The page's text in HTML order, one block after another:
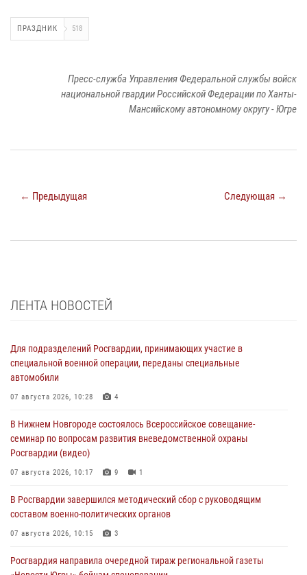
ПРАЗДНИК 518
Пресс-служба Управления Федеральной службы войск
национальной гвардии Российской Федерации по Ханты-
Мансийскому автономному округу - Югре
← Предыдущая Следующая →
ЛЕНТА НОВОСТЕЙ
Для подразделений Росгвардии, принимающих участие в
специальной военной операции, переданы специальные
автомобили
07 августа 2026, 10:28 4
В Нижнем Новгороде состоялось Всероссийское совещание-
семинар по вопросам развития вневедомственной охраны
Росгвардии (видео)
07 августа 2026, 10:17 9 1
В Росгвардии завершился методический сбор с руководящим
составом военно-политических органов
07 августа 2026, 10:15 3
Росгвардия направила очередной тираж региональной газеты